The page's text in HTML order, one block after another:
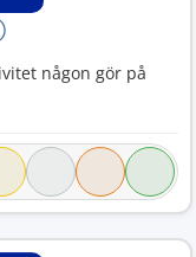
någon gör på